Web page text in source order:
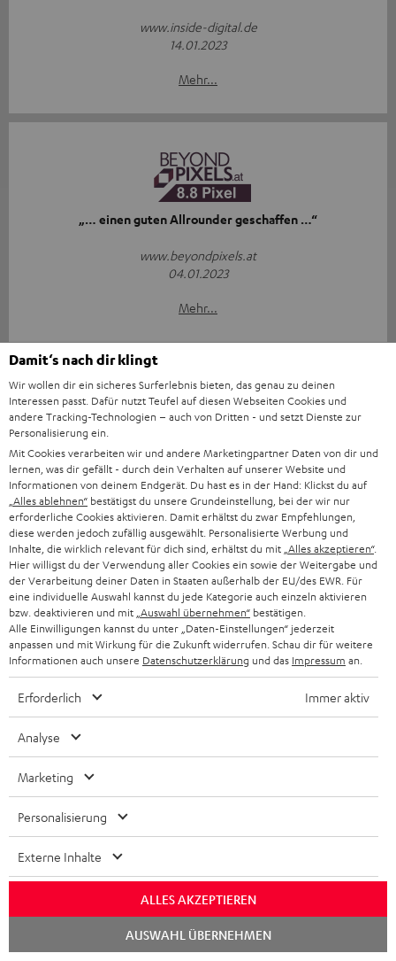
www.inside-digital.de
14.01.2023
Mehr...
„… einen guten Allrounder geschaffen …“
www.beyondpixels.at
04.01.2023
Mehr...
„… ein insgesamt harmonisches Klangbild …“
www.konsolenfan.de
09.12.2022
Mehr...
„… überzeugt mit breitem und ausgewogenem Klang für
„… ein sehr gelungenes Modell…“
Damit‘s nach dir klingt
Wir wollen dir ein sicheres Surferlebnis bieten, das genau zu deinen
Interessen passt. Dafür nutzt Teufel auf diesen Webseiten Cookies und
andere Tracking-Technologien – auch von Dritten - und setzt Dienste zur
Personalisierung ein.
Mit Cookies verarbeiten wir und andere Marketingpartner Daten von dir und
lernen, was dir gefällt - durch dein Verhalten auf unserer Website und
Informationen von deinem Endgerät. Du hast es in der Hand: Klickst du auf
„Alles ablehnen“ bestätigst du unsere Grundeinstellung, bei der wir nur
erforderliche Cookies aktivieren. Damit erhältst du zwar Empfehlungen,
diese werden jedoch zufällig ausgewählt. Personalisierte Werbung und
Inhalte, die wirklich relevant für dich sind, erhältst du mit „Alles akzeptieren“.
Hier willigst du der Verwendung aller Cookies ein sowie der Weitergabe und
der Verarbeitung deiner Daten in Staaten außerhalb der EU/des EWR. Für
eine individuelle Auswahl kannst du jede Kategorie auch einzeln aktivieren
bzw. deaktivieren und mit „Auswahl übernehmen“ bestätigen.
Alle Einwilligungen kannst du unter „Daten-Einstellungen“ jederzeit
anpassen und mit Wirkung für die Zukunft widerrufen. Schau dir für weitere
Informationen auch unsere Datenschutzerklärung und das Impressum an.
Erforderlich Immer aktiv
Analyse
Marketing
Personalisierung
Externe Inhalte
ALLES AKZEPTIEREN
AUSWAHL ÜBERNEHMEN